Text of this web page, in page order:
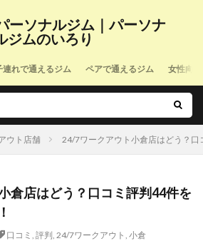
ーソナルジム｜パーソナ
ジムのいろり
連れで通えるジム ペアで通えるジム 女性向
ウト店舗 24/7ワークアウト小倉店はどう？
倉店はどう？口コミ評判44件を
口コミ , 評判, 24/7ワークアウト , 小倉